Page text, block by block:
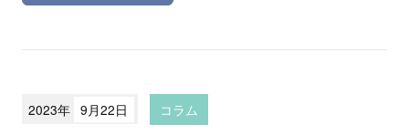
2023年 9月22日 コラム